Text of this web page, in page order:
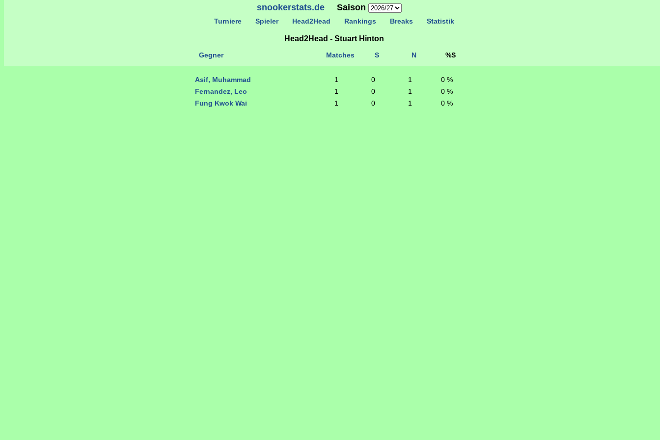
snookerstats.deSaison
Turniere Spieler Head2Head Rankings Breaks Statistik
Head2Head - Stuart Hinton
Gegner Matches S N %S
Asif, Muhammad 1 0 1
0 %
Fernandez, Leo
1 0 1
0 %
Fung Kwok Wai
1 0 1 0 %